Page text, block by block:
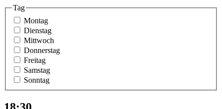
Tag
Montag
Dienstag
Mittwoch
Donnerstag
Freitag
Samstag
Sonntag